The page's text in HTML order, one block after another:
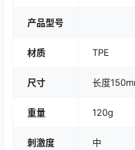
产品型号
材质 TPE
尺寸 长度
重量 120g
刺激度 中